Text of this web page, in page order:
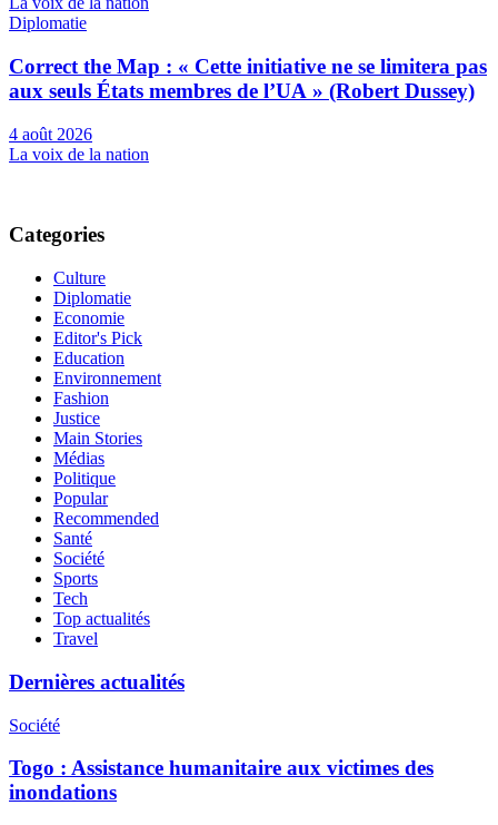
Diplomatie
Correct the Map : « Cette initiative ne se limitera pas
aux seuls États membres de l’UA » (Robert Dussey)
4 août 2026
La voix de la nation
Categories
Culture
Diplomatie
Economie
Editor's Pick
Education
Environnement
Fashion
Justice
Main Stories
Médias
Politique
Popular
Recommended
Santé
Société
Sports
Tech
Top actualités
Travel
Dernières actualités
Société
Togo : Assistance humanitaire aux victimes des
inondations